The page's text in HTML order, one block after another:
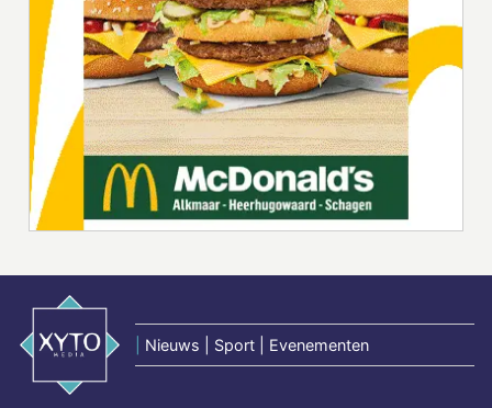
Nieuws | Sport | Evenementen